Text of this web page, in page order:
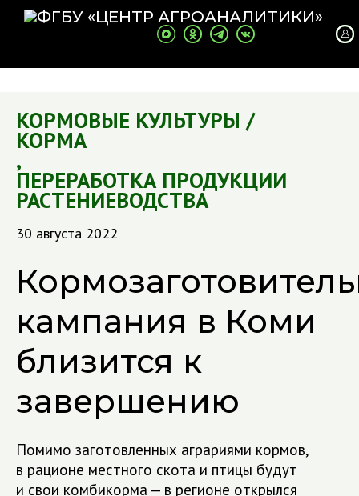
КОРМОВЫЕ КУЛЬТУРЫ /
КОРМА
,
ПЕРЕРАБОТКА ПРОДУКЦИИ
РАСТЕНИЕВОДСТВА
30 августа 2022
кампания в Коми
близится к
завершению
Помимо заготовленных аграриями кормов,
в рационе местного скота и птицы будут
и свои комбикорма — в регионе открылся